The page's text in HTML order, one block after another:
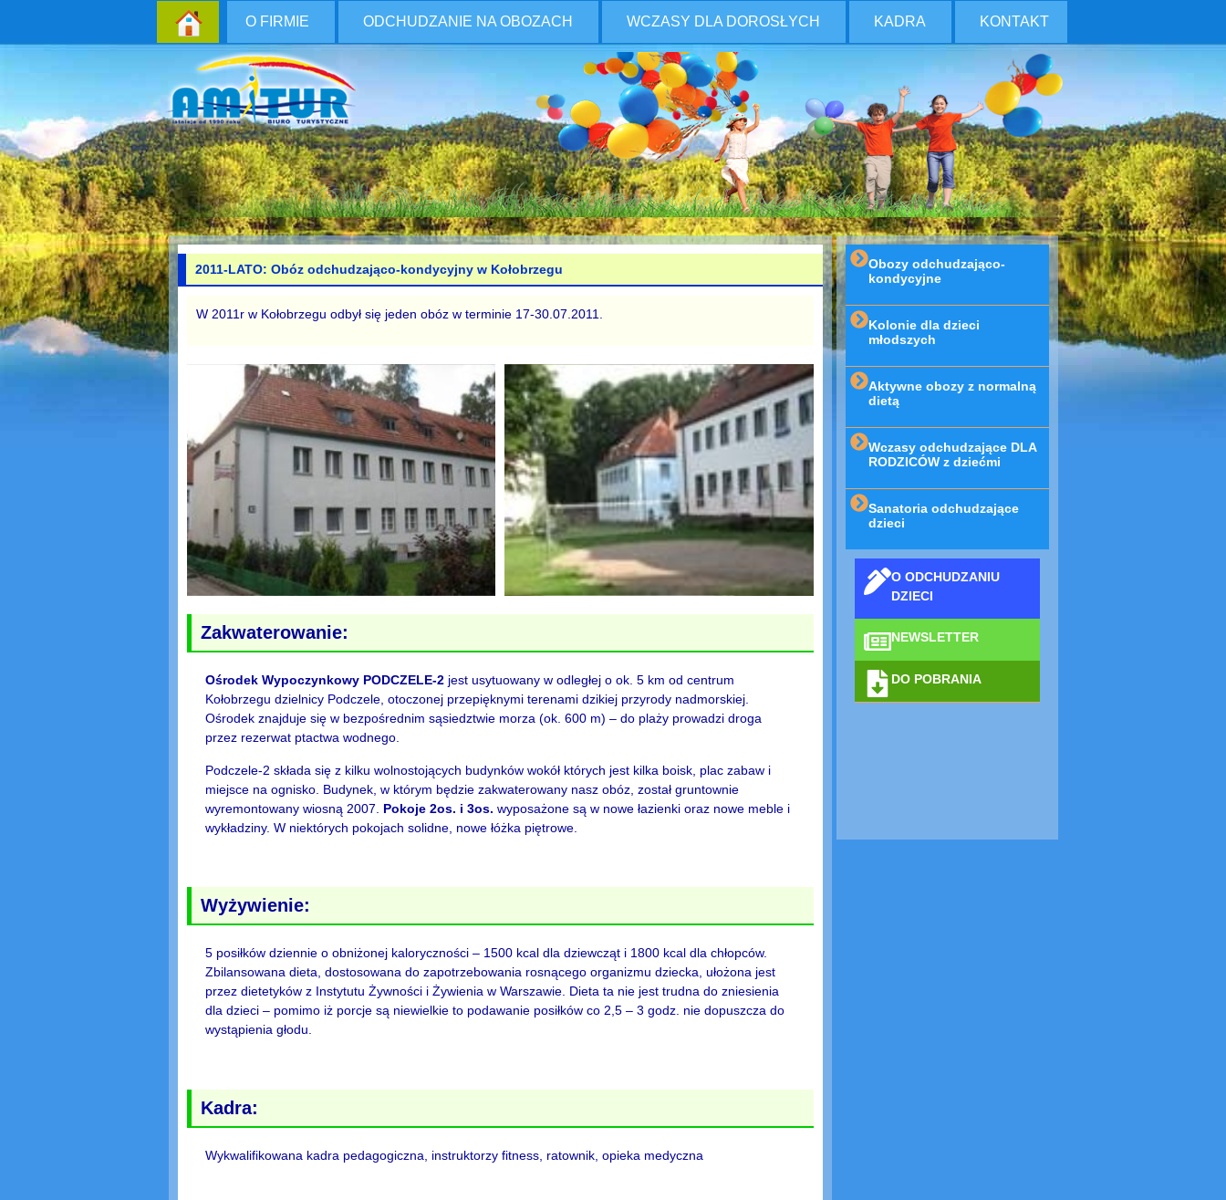
O FIRMIE ODCHUDZANIE NA OBOZACH WCZASY DLA DOROSŁYCH KADRA KONTAKT
2011-LATO: Obóz odchudzająco-kondycyjny w Kołobrzegu
W 2011r w Kołobrzegu odbył się jeden obóz w terminie 17-30.07.2011.
Zakwaterowanie:
Ośrodek Wypoczynkowy PODCZELE-2jest usytuowany w odległej o ok. 5 km od centrum
Kołobrzegu dzielnicy Podczele, otoczonej przepięknymi terenami dzikiej przyrody nadmorskiej.
Ośrodek znajduje się w bezpośrednim sąsiedztwie morza (ok. 600 m) – do plaży prowadzi droga
przez rezerwat ptactwa wodnego.
Podczele-2 składa się z kilku wolnostojących budynków wokół których jest kilka boisk, plac zabaw i
miejsce na ognisko. Budynek, w którym będzie zakwaterowany nasz obóz, został gruntownie
wyremontowany wiosną 2007. Pokoje 2os. i 3os. wyposażone są w nowe łazienki oraz nowe meble i
wykładziny. W niektórych pokojach solidne, nowe łóżka piętrowe.
Wyżywienie:
5 posiłków dziennie o obniżonej kaloryczności – 1500 kcal dla dziewcząt i 1800 kcal dla chłopców.
Zbilansowana dieta, dostosowana do zapotrzebowania rosnącego organizmu dziecka, ułożona jest
przez dietetyków z Instytutu Żywności i Żywienia w Warszawie. Dieta ta nie jest trudna do zniesienia
dla dzieci – pomimo iż porcje są niewielkie to podawanie posiłków co 2,5 – 3 godz. nie dopuszcza do
wystąpienia głodu.
Kadra:
Wykwalifikowana kadra pedagogiczna, instruktorzy fitness, ratownik, opieka medyczna
Obozy odchudzająco-
kondycyjne
Kolonie dla dzieci
młodszych
Aktywne obozy z normalną
dietą
Wczasy odchudzające DLA
RODZICÓW z dziećmi
Sanatoria odchudzające
dzieci
O ODCHUDZANIU
DZIECI
NEWSLETTER
DO POBRANIA